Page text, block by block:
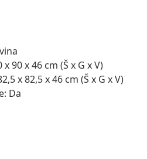
90 x 46 cm (Š x G x V)
x 82,5 x 46 cm (Š x G x V)
Da